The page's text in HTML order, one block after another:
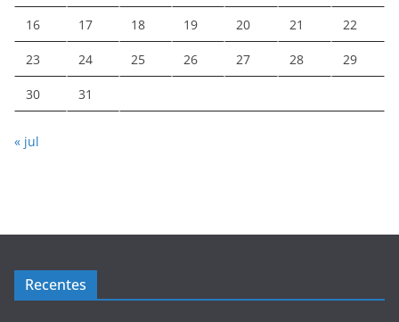
16 17 18 19 20 21 22
23 24 25 26 27 28 29
30 31
« jul
Recentes